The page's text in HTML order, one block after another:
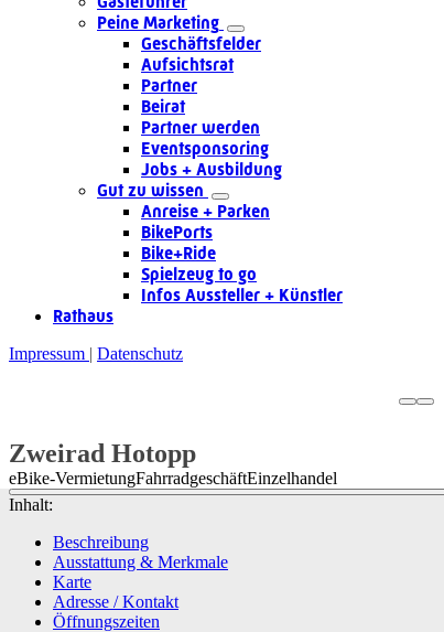
Peine Marketing
Geschäftsfelder
Aufsichtsrat
Partner
Beirat
Partner werden
Eventsponsoring
Jobs + Ausbildung
Gut zu wissen
Anreise + Parken
BikePorts
Bike+Ride
Spielzeug to go
Infos Aussteller + Künstler
Rathaus
Impressum
Datenschutz
Zweirad Hotopp
eBike-VermietungFahrradgeschäftEinzelhandel
Inhalt:
Beschreibung
Ausstattung & Merkmale
Karte
Adresse / Kontakt
Öffnungszeiten